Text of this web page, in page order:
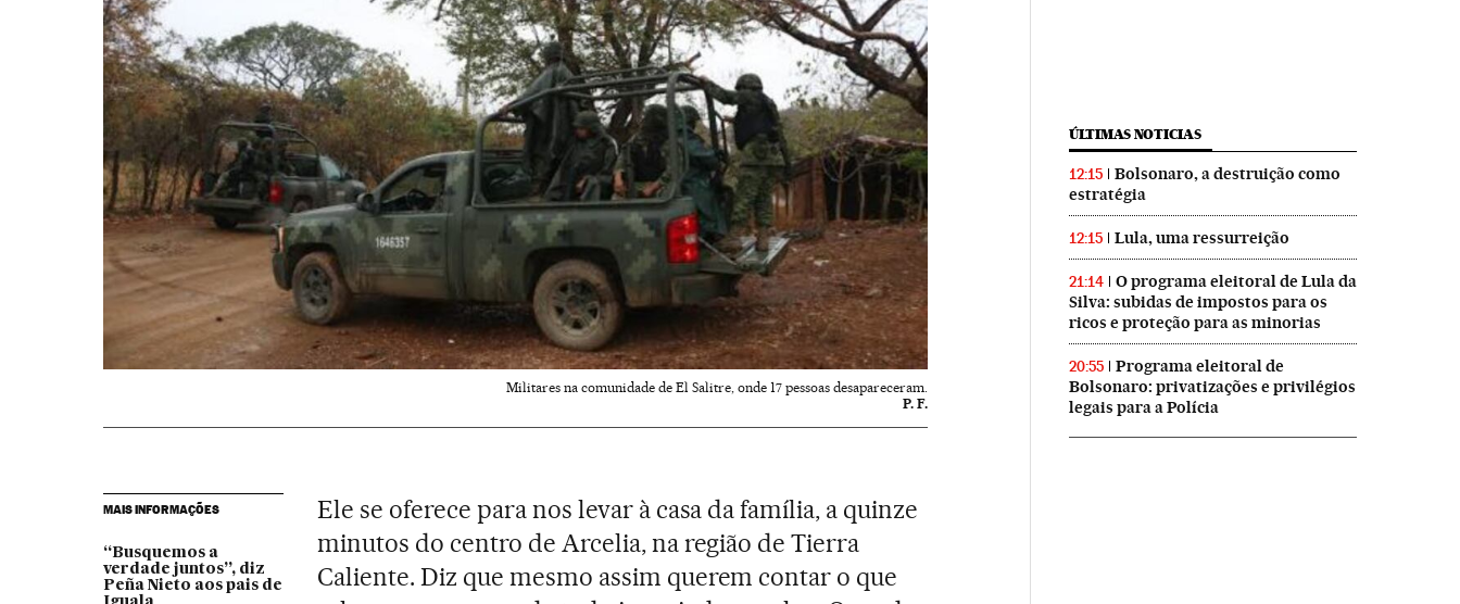
Militares na comunidade de El Salitre, onde 17 pessoas desapareceram.
P. F.
MAIS INFORMAÇÕES
“Busquemos a
verdade juntos”, diz
Peña Nieto aos pais de
Ele se oferece para nos levar à casa da família, a quinze
minutos do centro de Arcelia, na região de Tierra
Caliente. Diz que mesmo assim querem contar o que
ÚLTIMAS NOTICIAS
12:15
Bolsonaro, a destruição como
estratégia
12:15 Lula, uma ressurreição
21:14
O programa eleitoral de Lula da
Silva: subidas de impostos para os
ricos e proteção para as minorias
20:55
Programa eleitoral de
Bolsonaro: privatizações e privilégios
legais para a Polícia